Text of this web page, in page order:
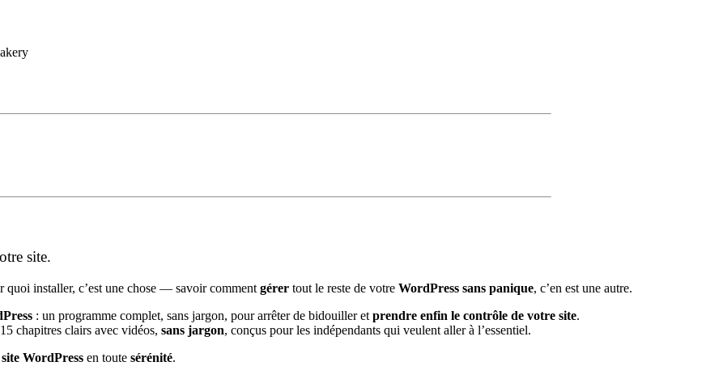
site.
quoi installer, c’est une chose — savoir comment gérer tout le reste de votre WordPress sans panique, c’en est une autre.
: un programme complet, sans jargon, pour arrêter de bidouiller et prendre enfin le contrôle de votre site.
chapitres clairs avec vidéos, sans jargon, conçus pour les indépendants qui veulent aller à l’essentiel.
WordPress en toute sérénité.